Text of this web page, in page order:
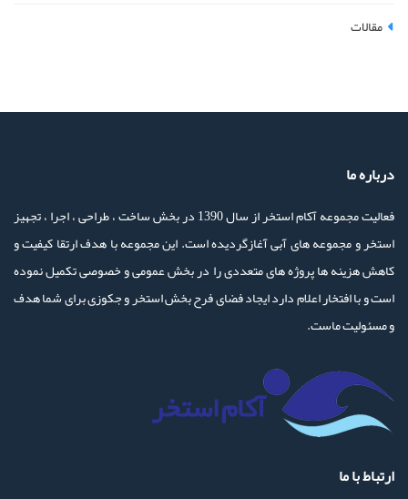
مقالات
درباره ما
فعالیت مجموعه آکام استخر از سال 1390 در بخش ساخت ، طراحی ، اجرا ، تجهیز
استخر و مجموعه های آبی آغازگردیده است. این مجموعه با هدف ارتقا کیفیت و
کاهش هزینه ها پروژه های متعددی را در بخش عمومی و خصوصی تکمیل نموده
است و با افتخار اعلام دارد ایجاد فضای فرح بخش استخر و جکوزی برای شما هدف
و مسئولیت ماست.
ارتباط با ما